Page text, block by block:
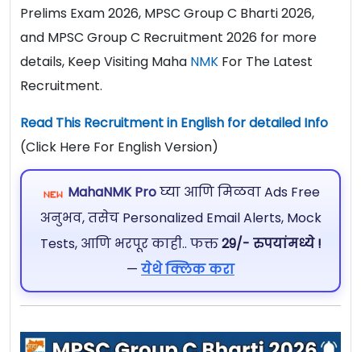
Prelims Exam 2026, MPSC Group C Bharti 2026,
and MPSC Group C Recruitment 2026 for more
details, Keep Visiting Maha NMK For The Latest
Recruitment.
Read This Recruitment in English for detailed Info
(Click Here For English Version)
MahaNMK Proघ्या आणि मिळवा Ads Free
अनुभव, तसेच Personalized Email Alerts, Mock
Tests, आणि भरपूर काही.. फक्त29/- रुपयांमध्ये !
— येथे क्लिक करा